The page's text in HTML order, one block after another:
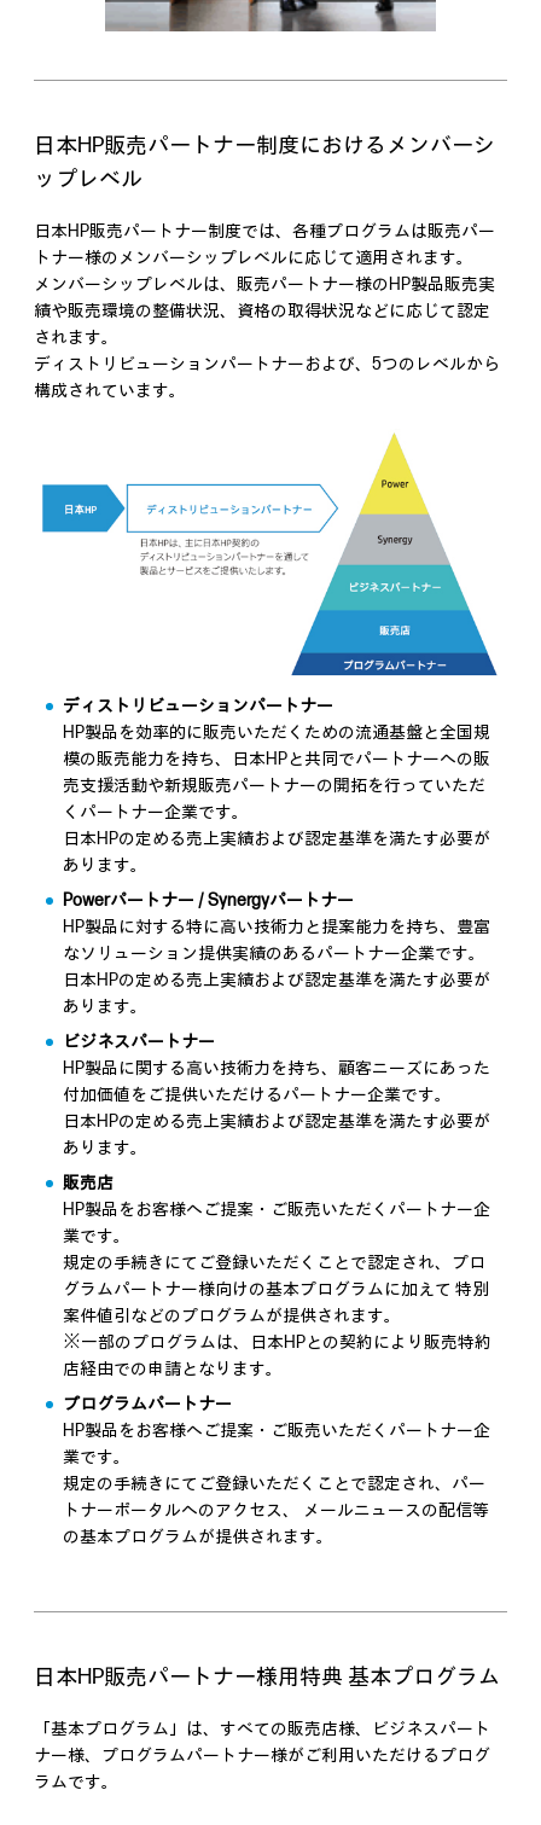
日本HP販売パートナー制度におけるメンバーシ
ップレベル
日本HP販売パートナー制度では、各種プログラムは販売パー
トナー様のメンバーシップレベルに応じて適用されます。
メンバーシップレベルは、販売パートナー様のHP製品販売実
績や販売環境の整備状況、資格の取得状況などに応じて認定
されます。
ディストリビューションパートナーおよび、5つのレベルから
構成されています。
ディストリビューションパートナー
HP製品を効率的に販売いただくための流通基盤と全国規
模の販売能力を持ち、日本HPと共同でパートナーへの販
売支援活動や新規販売パートナーの開拓を行っていただ
くパートナー企業です。
日本HPの定める売上実績および認定基準を満たす必要が
あります。
Powerパートナー / Synergyパートナー
HP製品に対する特に高い技術力と提案能力を持ち、豊富
なソリューション提供実績のあるパートナー企業です。
日本HPの定める売上実績および認定基準を満たす必要が
あります。
ビジネスパートナー
HP製品に関する高い技術力を持ち、顧客ニーズにあった
付加価値をご提供いただけるパートナー企業です。
日本HPの定める売上実績および認定基準を満たす必要が
あります。
販売店
HP製品をお客様へご提案・ご販売いただくパートナー企
業です。
規定の手続きにてご登録いただくことで認定され、プロ
グラムパートナー様向けの基本プログラムに加えて 特別
案件値引などのプログラムが提供されます。
※一部のプログラムは、日本HPとの契約により販売特約
店経由での申請となります。
プログラムパートナー
HP製品をお客様へご提案・ご販売いただくパートナー企
業です。
規定の手続きにてご登録いただくことで認定され、パー
トナーポータルへのアクセス、 メールニュースの配信等
の基本プログラムが提供されます。
日本HP販売パートナー様用特典 基本プログラム
「基本プログラム」は、すべての販売店様、ビジネスパート
ナー様、プログラムパートナー様がご利用いただけるプログ
ラムです。